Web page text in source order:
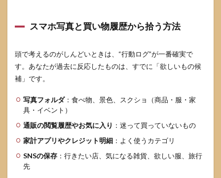
スマホ写真と買い物履歴から拾う方法
頭で考えるのがしんどいときは、“行動ログ”が一番確実で
す。あなたが過去に反応したものは、すでに「欲しいもの候
補」です。
写真フォルダ：食べ物、景色、スクショ（商品・服・家
具・イベント）
通販の閲覧履歴やお気に入り ：迷って買っていないもの
家計アプリやクレジット明細 ：よく使うカテゴリ
SNSの保存 ：行きたい店、気になる雑貨、欲しい服、旅行
先